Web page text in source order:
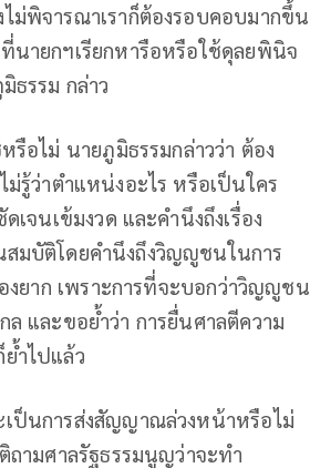
ม่พิจารณาเราก็ต้องรอบคอบมากขึ้น
นายกฯเรียกหารือหรือใช้ดุลยพินิจ
ธรรม กล่าว
รือไม่ นายภูมิธรรมกล่าวว่า ต้อง
รู้ว่าตำแหน่งอะไร หรือเป็นใคร
จนเข้มงวด และคำนึงถึงเรื่อง
มบัติโดยคำนึงถึงวิญญูชนในการ
งยาก เพราะการที่จะบอกว่าวิญญูชน
และขอย้ำว่า การยื่นศาลตีความ
ย้ำไปแล้ว
ป็นการส่งสัญญาณล่วงหน้าหรือไม่
ามศาลรัฐธรรมนูญว่าจะทำ